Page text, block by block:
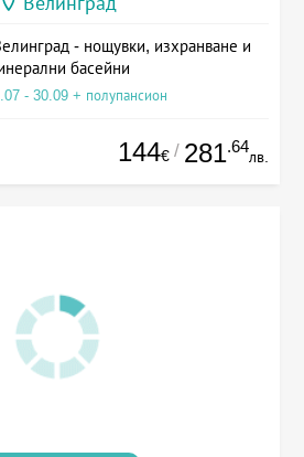
- нощувки, изхранване и
басейни
- 30.09 + полупансион
144€ / 281.64
лв.